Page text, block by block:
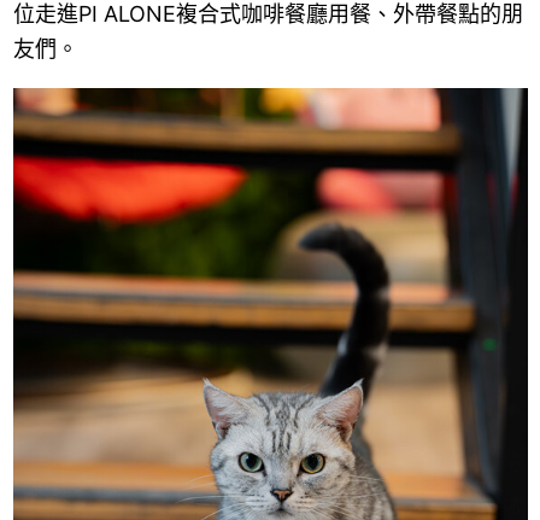
位走進PI ALONE複合式咖啡餐廳用餐、外帶餐點的朋
友們。